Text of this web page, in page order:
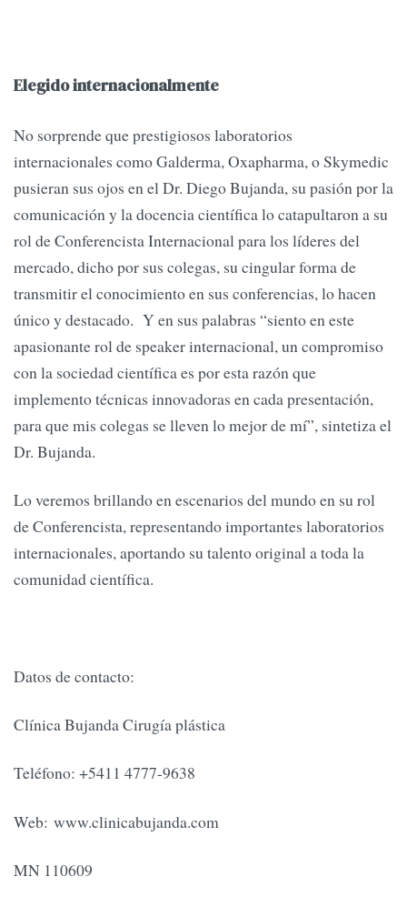
Elegido internacionalmente
No sorprende que prestigiosos laboratorios
internacionales como Galderma, Oxapharma, o Skymedic
pusieran sus ojos en el Dr. Diego Bujanda, su pasión por la
comunicación y la docencia científica lo catapultaron a su
rol de Conferencista Internacional para los líderes del
mercado, dicho por sus colegas, su cingular forma de
transmitir el conocimiento en sus conferencias, lo hacen
único y destacado. Y en sus palabras “siento en este
apasionante rol de speaker internacional, un compromiso
con la sociedad científica es por esta razón que
implemento técnicas innovadoras en cada presentación,
para que mis colegas se lleven lo mejor de mí”, sintetiza el
Dr. Bujanda.
Lo veremos brillando en escenarios del mundo en su rol
de Conferencista, representando importantes laboratorios
internacionales, aportando su talento original a toda la
comunidad científica.
Datos de contacto:
Clínica Bujanda Cirugía plástica
Teléfono: +5411 4777-9638
Web: www.clinicabujanda.com
MN 110609